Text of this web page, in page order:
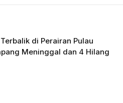
di Perairan Pulau
Meninggal dan 4 Hilang